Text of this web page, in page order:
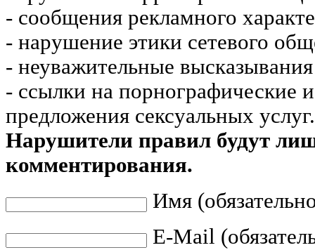
- сообщения рекламного
- нарушение этики сетевого
- неуважительные
- ссылки на порнографические
предложения сексуальных услуг.
Нарушители правил будут
комментирования.
Имя
E-Mail